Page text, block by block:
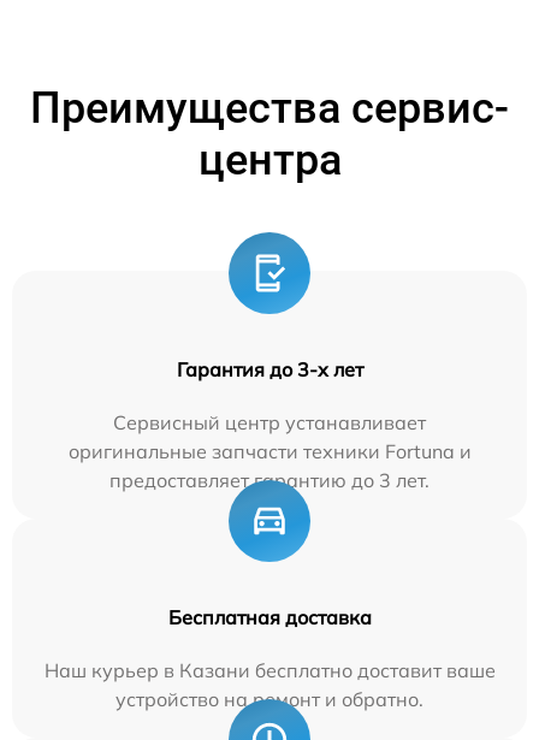
Преимущества сервис-
центра
Гарантия до 3-х лет
Сервисный центр устанавливает
оригинальные запчасти техники Fortuna и
предоставляет гарантию до 3 лет.
Бесплатная доставка
Наш курьер в Казани бесплатно доставит ваше
устройство на ремонт и обратно.